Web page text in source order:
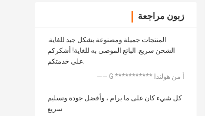
زبون مراجعة
المنتجات جميلة ومصنوعة بشكل جيد للغاية.
الشحن سريع. البائع الموصى به للغاية! أشكركم
على خدمتكم.
—— G *********** أ من هولندا
كل شيء كان على ما يرام ، وأفضل جودة وتسليم
سريع